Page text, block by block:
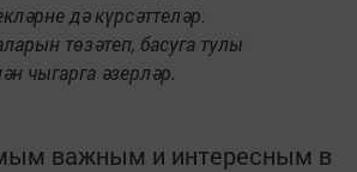
дә күрсәттеләр.
төзәтеп, басуга тулы
чыгарга әзерләр.
важным и интересным в